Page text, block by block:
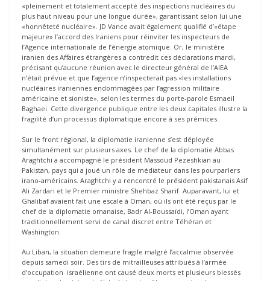
«pleinement et totalement accepté des inspections nucléaires du
plus haut niveau pour une longue durée», garantissant selon lui une
«honnêteté nucléaire». JD Vance avait également qualifié d’«étape
majeure» l’accord des Iraniens pour réinviter les inspecteurs de
l’Agence internationale de l’énergie atomique. Or, le ministère
iranien des Affaires étrangères a contredit ces déclarations mardi,
précisant qu’aucune réunion avec le directeur général de l’AIEA
n’était prévue et que l’agence n’inspecterait pas «les installations
nucléaires iraniennes endommagées par l’agression militaire
américaine et sioniste», selon les termes du porte-parole Esmaeil
Baghaei. Cette divergence publique entre les deux capitales illustre la
fragilité d’un processus diplomatique encore à ses prémices.
Sur le front régional, la diplomatie iranienne s’est déployée
simultanément sur plusieurs axes. Le chef de la diplomatie Abbas
Araghtchi a accompagné le président Massoud Pezeshkian au
Pakistan, pays qui a joué un rôle de médiateur dans les pourparlers
irano-américains. Araghtchi y a rencontré le président pakistanais Asif
Ali Zardari et le Premier ministre Shehbaz Sharif. Auparavant, lui et
Ghalibaf avaient fait une escale à Oman, où ils ont été reçus par le
chef de la diplomatie omanaise, Badr Al-Boussaïdi, l’Oman ayant
traditionnellement servi de canal discret entre Téhéran et
Washington.
Au Liban, la situation demeure fragile malgré l’accalmie observée
depuis samedi soir. Des tirs de mitrailleuses attribués à l’armée
d’occupation israélienne ont causé deux morts et plusieurs blessés